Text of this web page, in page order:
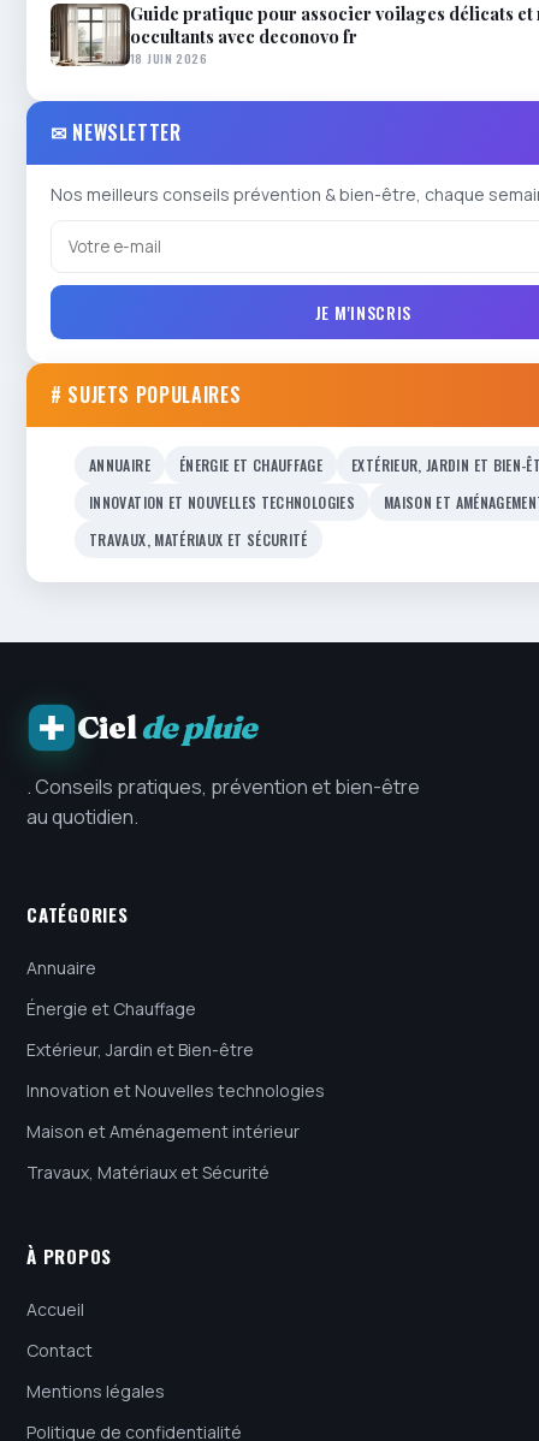
Guide pratique pour associer voilages délicats
occultants avec deconovo fr
18 JUIN 2026
✉ NEWSLETTER
Nos meilleurs conseils prévention & bien-être, chaque
JE M'INSCRIS
# SUJETS POPULAIRES
ANNUAIRE ÉNERGIE ET CHAUFFAGE
EXTÉRIEUR, JARDIN ET BIEN-
INNOVATION ET NOUVELLES TECHNOLOGIES
MAISON ET
TRAVAUX, MATÉRIAUX ET SÉCURITÉ
Cielde pluie
. Conseils pratiques, prévention et bien-être
au quotidien.
CATÉGORIES
Annuaire
Énergie et Chauffage
Extérieur, Jardin et Bien-être
Innovation et Nouvelles technologies
Maison et Aménagement intérieur
Travaux, Matériaux et Sécurité
À PROPOS
Accueil
Contact
Mentions légales
Politique de confidentialité